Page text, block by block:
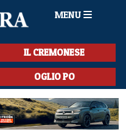
MENU
IL CREMONESE
OGLIO PO